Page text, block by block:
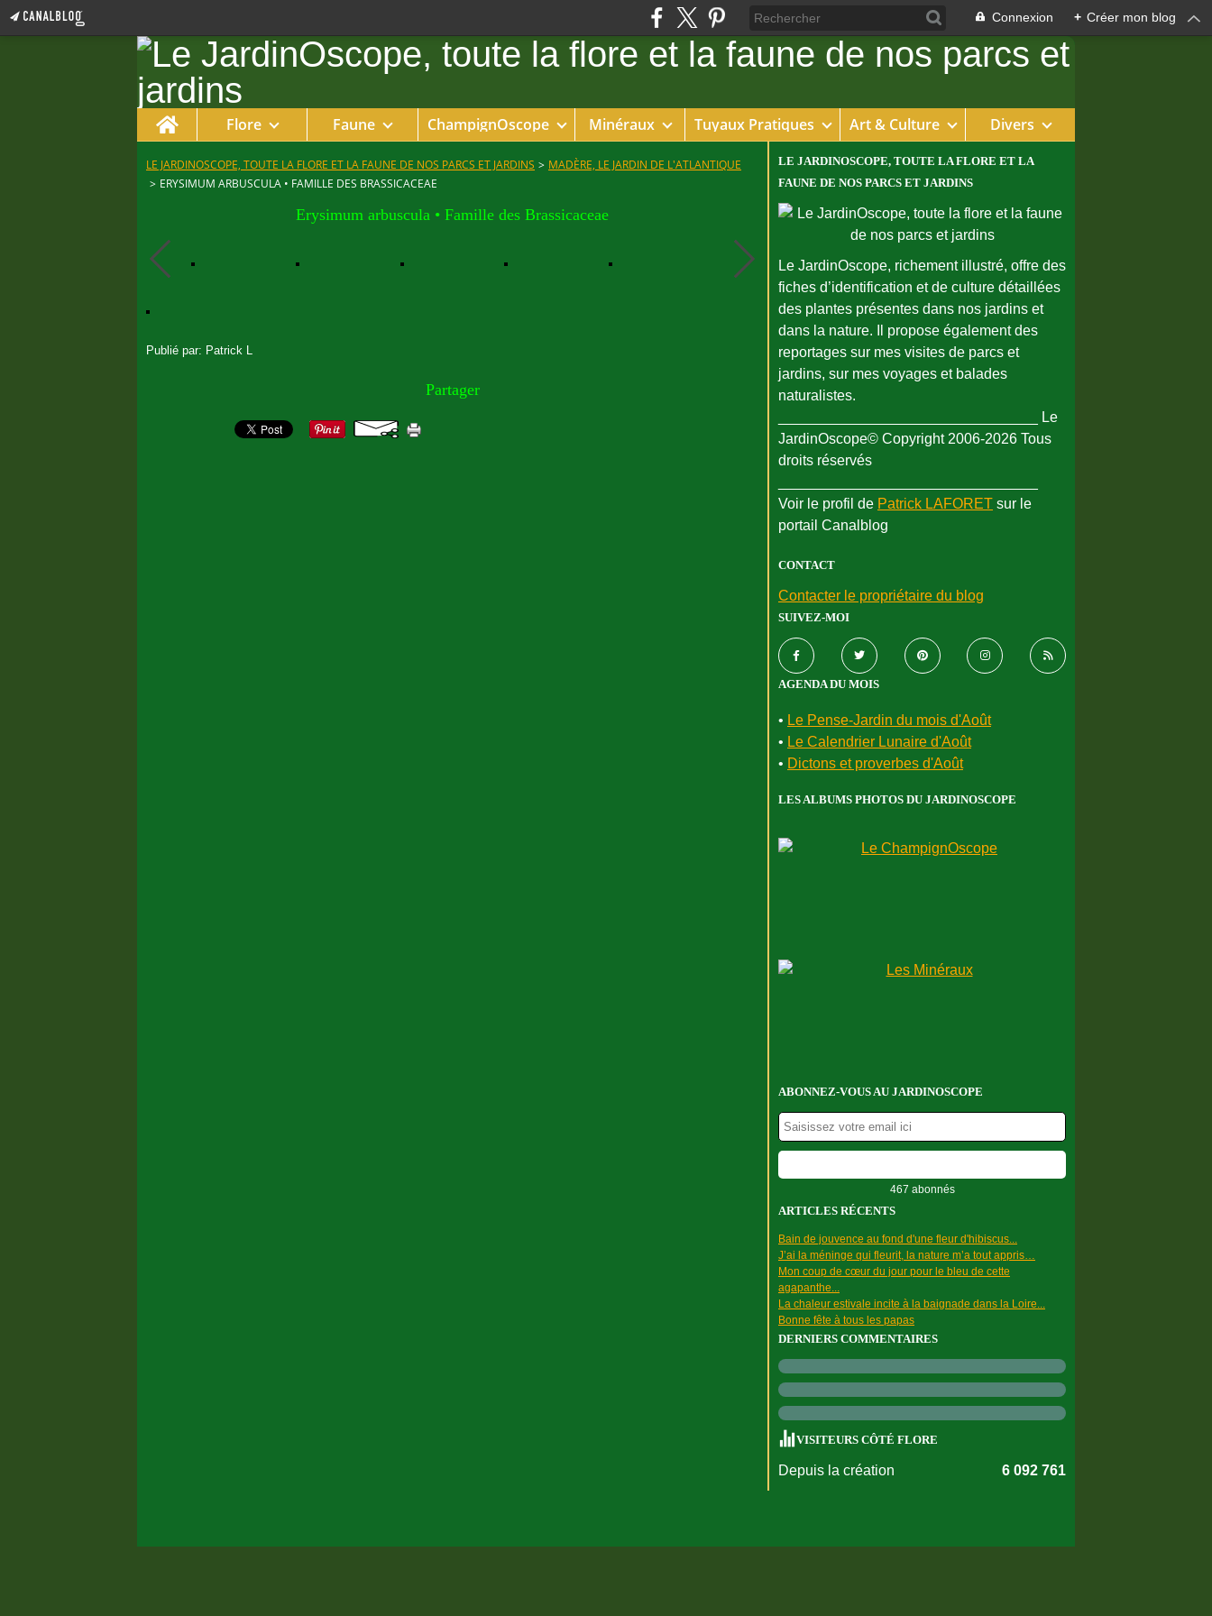
Connexion + Créer mon blog
Home Flore Faune ChampignOscope Minéraux Tuyaux Pratiques Art & Culture Divers
LE JARDINOSCOPE, TOUTE LA FLORE ET LA FAUNE DE NOS PARCS ET JARDINS > MADÈRE, LE JARDIN DE L'ATLANTIQUE
> ERYSIMUM ARBUSCULA • FAMILLE DES BRASSICACEAE
Erysimum arbuscula • Famille des Brassicaceae
Publié par: Patrick L
Partager
LE JARDINOSCOPE, TOUTE LA FLORE ET LA
FAUNE DE NOS PARCS ET JARDINS
Le JardinOscope, richement illustré, offre des
fiches d’identification et de culture détaillées
des plantes présentes dans nos jardins et
dans la nature. Il propose également des
reportages sur mes visites de parcs et
jardins, sur mes voyages et balades
naturalistes.
________________________________ Le
JardinOscope© Copyright 2006-2026 Tous
droits réservés
Voir le profil de Patrick LAFORET sur le
portail Canalblog
CONTACT
Contacter le propriétaire du blog
SUIVEZ-MOI
AGENDA DU MOIS
• Le Pense-Jardin du mois d'Août
• Le Calendrier Lunaire d'Août
• Dictons et proverbes d'Août
LES ALBUMS PHOTOS DU JARDINOSCOPE
ABONNEZ-VOUS AU JARDINOSCOPE
467 abonnés
ARTICLES RÉCENTS
Bain de jouvence au fond d'une fleur d'hibiscus...
J’ai la méninge qui fleurit, la nature m’a tout appris…
Mon coup de cœur du jour pour le bleu de cette
agapanthe...
La chaleur estivale incite à la baignade dans la Loire...
Bonne fête à tous les papas
DERNIERS COMMENTAIRES
VISITEURS CÔTÉ FLORE
Depuis la création 6 092 761